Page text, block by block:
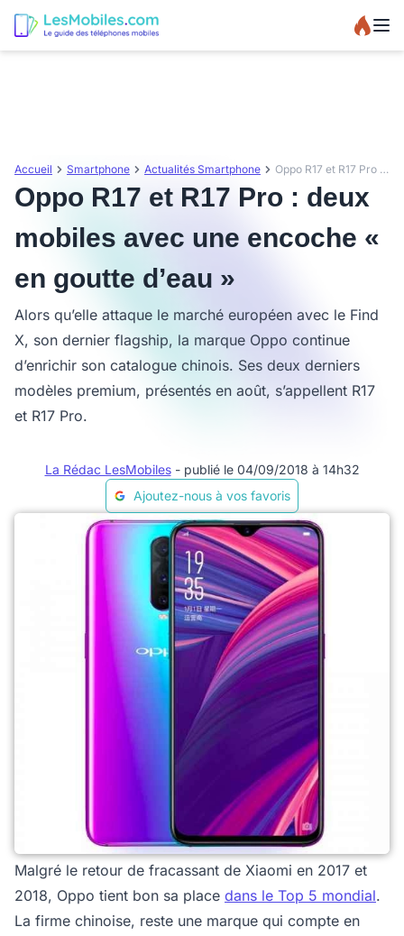
Accueil Smartphone Actualités Smartphone Oppo R17 et R17 Pro : deux mobiles avec une encoche « en goutte d’eau »
Oppo R17 et R17 Pro : deux
mobiles avec une encoche «
en goutte d’eau »
Alors qu’elle attaque le marché européen avec le Find
X, son dernier flagship, la marque Oppo continue
d’enrichir son catalogue chinois. Ses deux derniers
modèles premium, présentés en août, s’appellent R17
et R17 Pro.
La Rédac LesMobiles - publié le 04/09/2018 à 14h32
Ajoutez-nous à vos favoris
Malgré le retour de fracassant de Xiaomi en 2017 et
2018, Oppo tient bon sa place dans le Top 5 mondial.
La firme chinoise, reste une marque qui compte en